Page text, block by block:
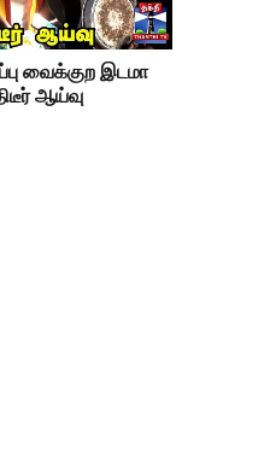
வைக்குற இடமா
ஆய்வு